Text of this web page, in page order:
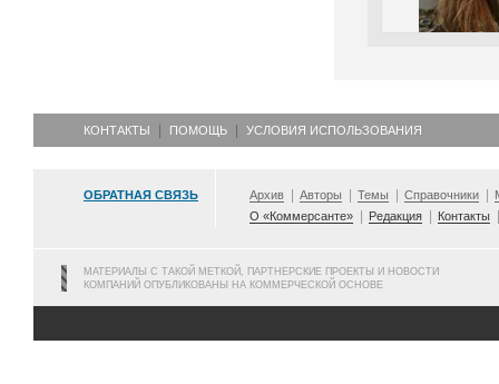
КОНТАКТЫ ПОМОЩЬ УСЛОВИЯ ИСПОЛЬЗОВАНИЯ
ОБРАТНАЯ СВЯЗЬ Архив Авторы Темы Справочники
О «Коммерсанте»
Редакция Контакты
МАТЕРИАЛЫ С ТАКОЙ МЕТКОЙ, ПАРТНЕРСКИЕ ПРОЕКТЫ И НОВОСТИ
КОМПАНИЙ ОПУБЛИКОВАНЫ НА КОММЕРЧЕСКОЙ ОСНОВЕ